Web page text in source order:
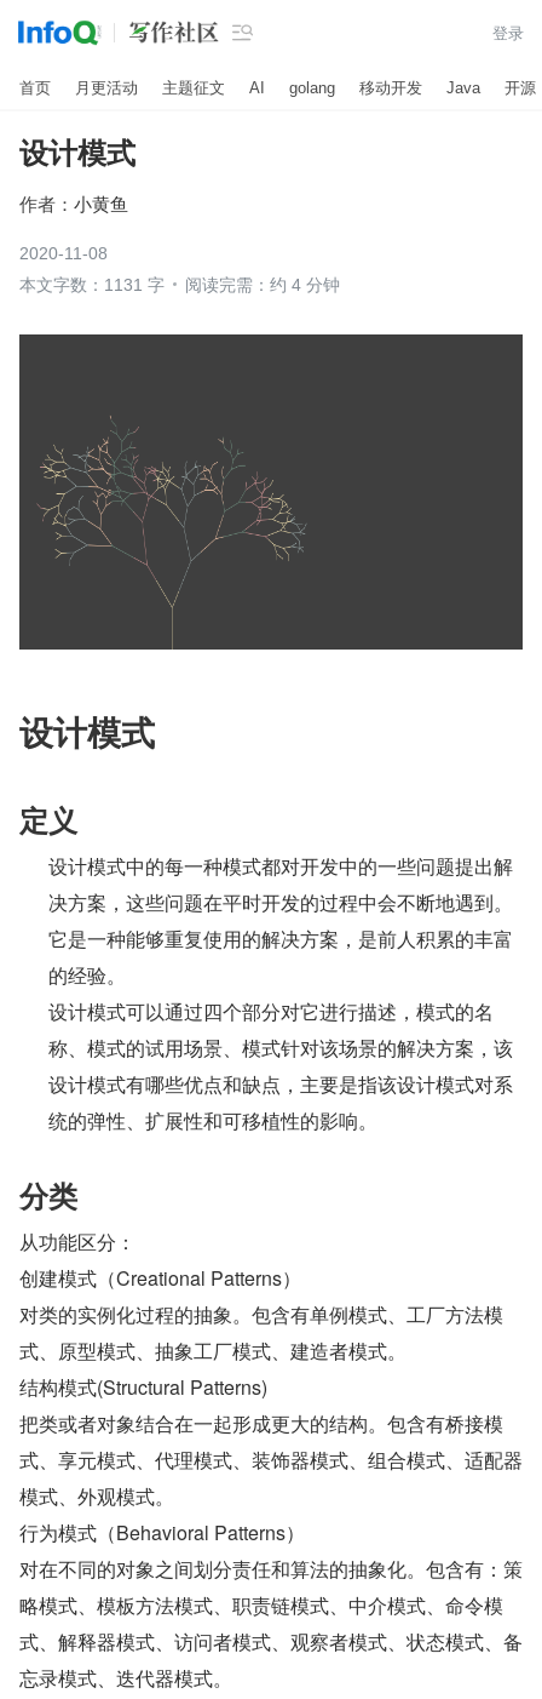
 登录
首页 月更活动 主题征文 AI golang 移动开发 Java 开源
设计模式
作者： 小黄鱼
2020-11-08
本文字数：1131 字
阅读完需：约 4 分钟
设计模式
定义
设计模式中的每一种模式都对开发中的一些问题提出解
决方案，这些问题在平时开发的过程中会不断地遇到。
它是一种能够重复使用的解决方案，是前人积累的丰富
的经验。
设计模式可以通过四个部分对它进行描述，模式的名
称、模式的试用场景、模式针对该场景的解决方案，该
设计模式有哪些优点和缺点，主要是指该设计模式对系
统的弹性、扩展性和可移植性的影响。
分类
从功能区分：
创建模式（Creational Patterns）
对类的实例化过程的抽象。包含有单例模式、工厂方法模
式、原型模式、抽象工厂模式、建造者模式。
结构模式(Structural Patterns)
把类或者对象结合在一起形成更大的结构。包含有桥接模
式、享元模式、代理模式、装饰器模式、组合模式、适配器
模式、外观模式。
行为模式（Behavioral Patterns）
对在不同的对象之间划分责任和算法的抽象化。包含有：策
略模式、模板方法模式、职责链模式、中介模式、命令模
式、解释器模式、访问者模式、观察者模式、状态模式、备
忘录模式、迭代器模式。